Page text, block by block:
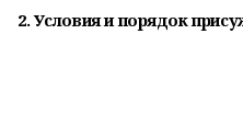
2. Условия и порядок